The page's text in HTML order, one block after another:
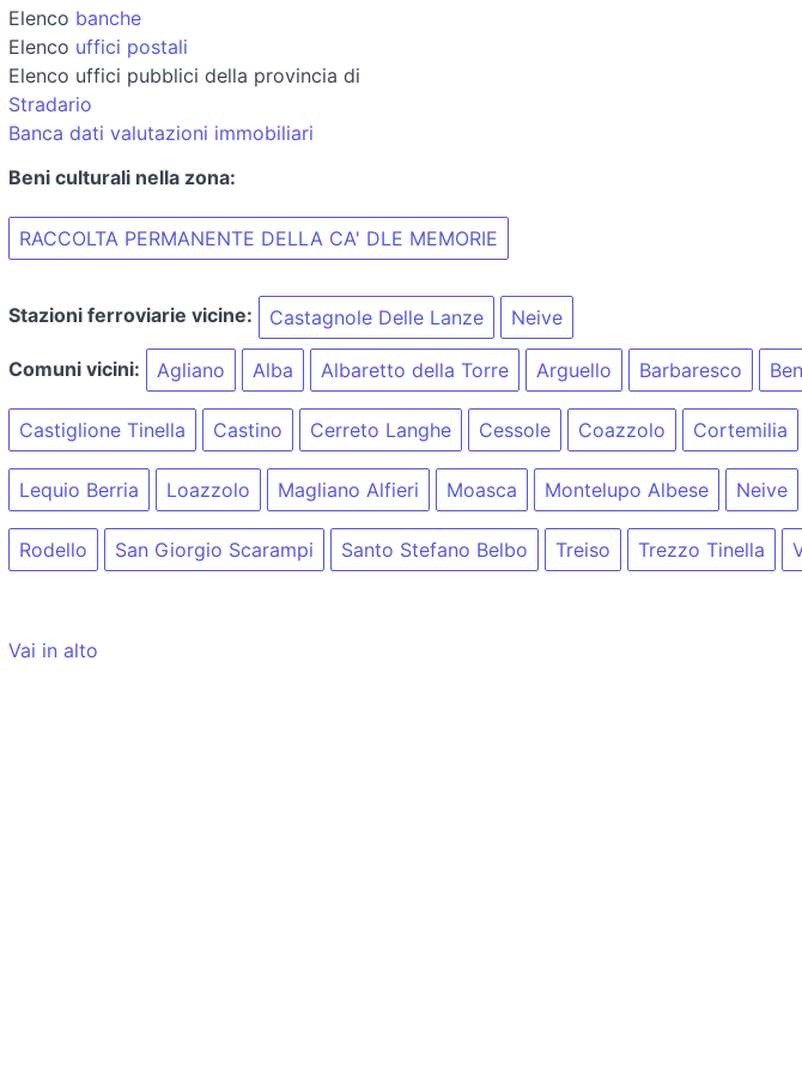
Elenco banche
Elenco uffici postali
Elenco uffici pubblici della provincia di
Stradario
Banca dati valutazioni immobiliari
Beni culturali nella zona:
RACCOLTA PERMANENTE DELLA CA' DLE MEMORIE
Stazioni ferroviarie vicine: Castagnole Delle Lanze Neive
Comuni vicini: Agliano Alba Albaretto della Torre Arguello Barbaresco
Castiglione Tinella Castino Cerreto Langhe Cessole Coazzolo Cortemilia
Lequio Berria Loazzolo Magliano Alfieri Moasca Montelupo Albese Neive
Rodello San Giorgio Scarampi Santo Stefano Belbo Treiso Trezzo Tinella
Vai in alto